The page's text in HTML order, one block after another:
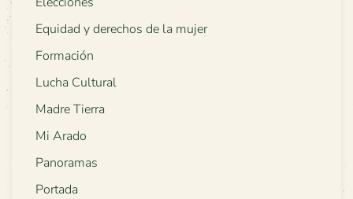
Equidad y derechos de la mujer
Formación
Lucha Cultural
Madre Tierra
Mi Arado
Panoramas
Portada